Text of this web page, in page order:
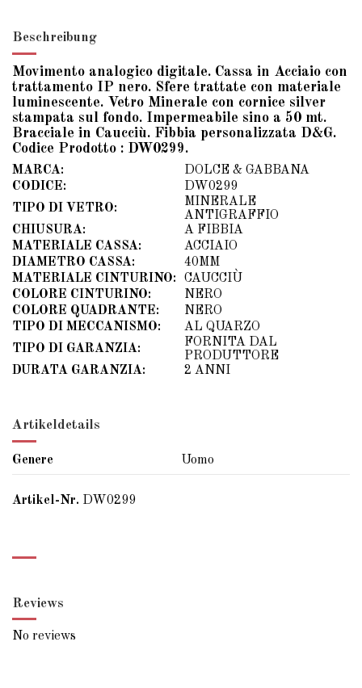
Beschreibung
Movimento analogico digitale. Cassa in Acciaio con
trattamento IP nero. Sfere trattate con materiale
luminescente. Vetro Minerale con cornice silver
stampata sul fondo. Impermeabile sino a 50 mt.
Bracciale in Caucciù. Fibbia personalizzata D&G.
Codice Prodotto : DW0299.
MARCA:
DOLCE & GABBANA
CODICE:
DW0299
TIPO DI VETRO:
MINERALE
ANTIGRAFFIO
CHIUSURA:
A FIBBIA
MATERIALE CASSA:
ACCIAIO
DIAMETRO CASSA:
40MM
MATERIALE CINTURINO:
CAUCCIÙ
COLORE CINTURINO:
NERO
COLORE QUADRANTE:
NERO
TIPO DI MECCANISMO:
AL QUARZO
TIPO DI GARANZIA:
FORNITA DAL
PRODUTTORE
DURATA GARANZIA:
2 ANNI
Artikeldetails
Genere Uomo
Artikel-Nr. DW0299
Reviews
No reviews